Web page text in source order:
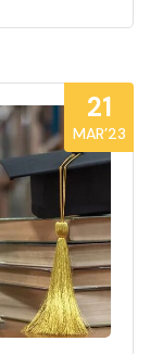
21
MAR’23